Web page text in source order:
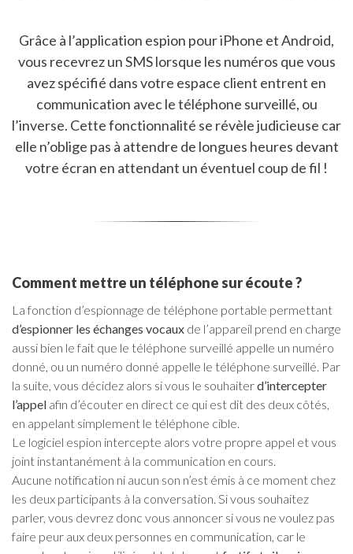
Grâce à l’application espion pour iPhone et Android,
vous recevrez un SMS lorsque les numéros que vous
avez spécifié dans votre espace client entrent en
communication avec le téléphone surveillé, ou
l’inverse. Cette fonctionnalité se révèle judicieuse car
elle n’oblige pas à attendre de longues heures devant
votre écran en attendant un éventuel coup de fil !
Comment mettre un téléphone sur écoute ?
La fonction d’espionnage de téléphone portable permettant
d’espionner les échanges vocaux de l’appareil prend en charge
aussi bien le fait que le téléphone surveillé appelle un numéro
donné, ou un numéro donné appelle le téléphone surveillé. Par
la suite, vous décidez alors si vous le souhaiterd’intercepter
l’appel afin d’écouter en direct ce qui est dit des deux côtés,
en appelant simplement le téléphone cible.
Le logiciel espion intercepte alors votre propre appel et vous
joint instantanément à la communication en cours.
Aucune notification ni aucun son n’est émis à ce moment chez
les deux participants à la conversation. Si vous souhaitez
parler, vous devrez donc vous annoncer si vous ne voulez pas
faire peur aux deux personnes en communication, car le